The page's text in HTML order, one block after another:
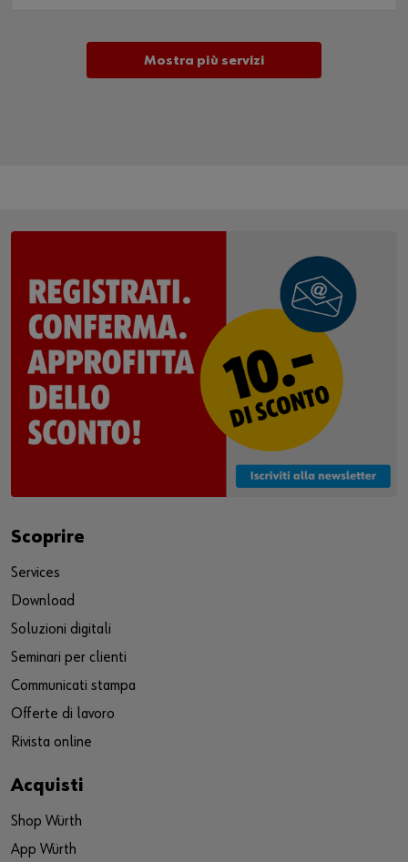
Mostra più servizi
Scoprire
Services
Download
Soluzioni digitali
Seminari per clienti
Communicati stampa
Offerte di lavoro
Rivista online
Acquisti
Shop Würth
App Würth